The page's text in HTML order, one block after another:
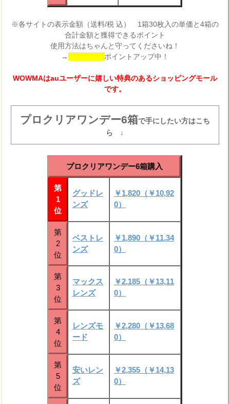
※各サイトの表示金額（送料/税 込） 1箱30枚入の単価と4箱の
合計金額と獲得できるポイント
使用方法はちゃんと守ってくださいね！
→
ポイントアップ中！
WOWMAはauユーザーに嬉しい特典のあるショッピングモール
です。
プロクリアワンデー6箱で手にしたい方はこち
ら ↓
プロクリアワンデー6箱購入
第
1
位
グッドレ
ンズ
￥1,820（￥10,92
0）
第
2
位
ベストレ
ンズ
￥1,890（￥11,34
0）
第
3
位
マックス
レンズ
￥2,185（￥13,11
0）
第
4
位
レンズモ
ード
￥2,280（￥13,68
0）
第
5
位
安いレン
ズ
￥2,355（￥14,13
0）